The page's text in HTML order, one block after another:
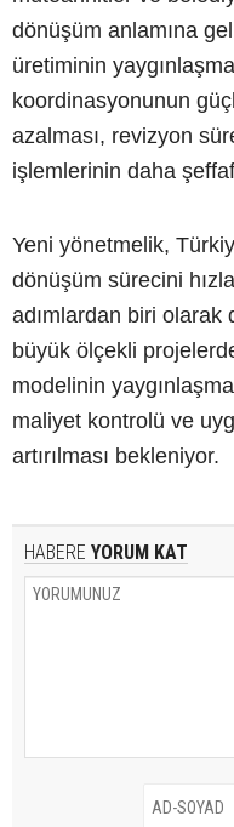
dönüşüm anlamına
üretiminin
koordinasyonunun
azalması, revizyon
işlemlerinin daha
Yeni yönetmelik,
dönüşüm sürecini
adımlardan biri olarak
büyük ölçekli
modelinin
maliyet kontrolü ve
artırılması bekleniyor.
HABERE YORUM KAT